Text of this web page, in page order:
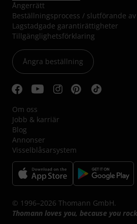
Ångerrätt
Beställningsprocess / slutförande
Lagstadgade garantirättigheter
Tillgänglighetsförklaring
Ångra beställning
Om oss
Jobb & karriär
Blog
Annonser
Visselblåsarsystem
© 1996–2026 Thomann GmbH.
Thomann loves you, because you